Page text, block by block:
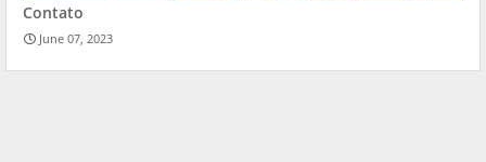
Contato
June 07, 2023